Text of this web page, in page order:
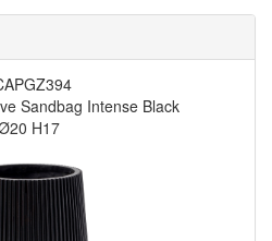
Sandbag Intense Black
H17